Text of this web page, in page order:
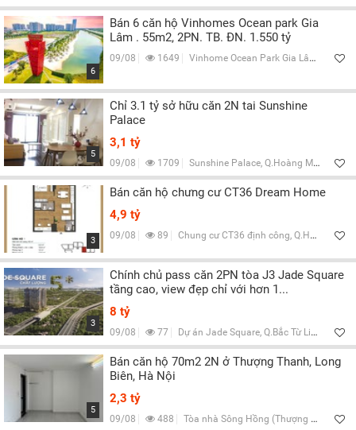
6
Bán 6 căn hộ Vinhomes Ocean park Gia
Lâm . 55m2, 2PN. TB. ĐN. 1.550 tỷ
09/08 1649 Vinhome Ocean Park Gia Lâm,, H.Gia Lâm, Hà Nội
5
Chỉ 3.1 tỷ sở hữu căn 2N tai Sunshine
Palace
3,1 tỷ
09/08 1709 Sunshine Palace, Q.Hoàng Mai, Hà Nội
3
Bán căn hộ chưng cư CT36 Dream Home
4,9 tỷ
09/08 89 Chung cư CT36 định công, Q.Hoàng Mai, Hà Nội
3
Chính chủ pass căn 2PN tòa J3 Jade Square
tầng cao, view đẹp chỉ với hơn 1...
8 tỷ
09/08 77 Dự án Jade Square, Q.Bắc Từ Liêm, Hà Nội
5
Bán căn hộ 70m2 2N ở Thượng Thanh, Long
Biên, Hà Nội
2,3 tỷ
09/08 488 Tòa nhà Sông Hồng (Thượng Thanh, Long Biên, Hà Nội), Q.Long Biên, Hà Nội